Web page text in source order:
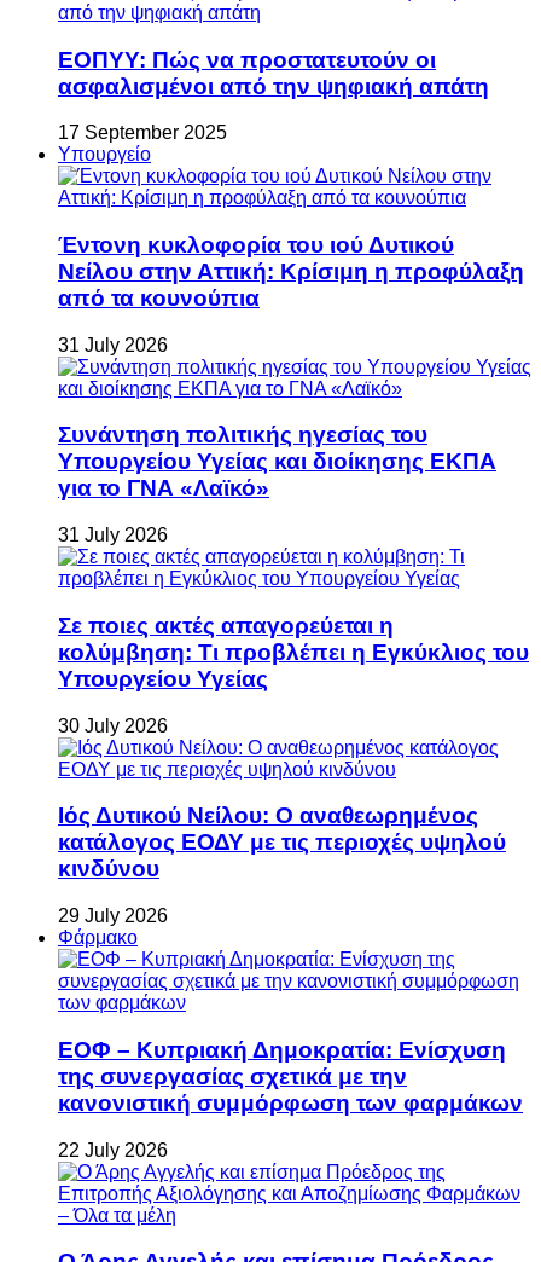
ΕΟΠΥΥ: Πώς να προστατευτούν οι
ασφαλισμένοι από την ψηφιακή απάτη
17 September 2025
Υπουργείο
Έντονη κυκλοφορία του ιού Δυτικού
Νείλου στην Αττική: Κρίσιμη η προφύλαξη
από τα κουνούπια
31 July 2026
Συνάντηση πολιτικής ηγεσίας του
Υπουργείου Υγείας και διοίκησης ΕΚΠΑ
για το ΓΝΑ «Λαϊκό»
31 July 2026
Σε ποιες ακτές απαγορεύεται η
κολύμβηση: Τι προβλέπει η Εγκύκλιος του
Υπουργείου Υγείας
30 July 2026
Ιός Δυτικού Νείλου: Ο αναθεωρημένος
κατάλογος ΕΟΔΥ με τις περιοχές υψηλού
κινδύνου
29 July 2026
Φάρμακο
ΕΟΦ – Κυπριακή Δημοκρατία: Ενίσχυση
της συνεργασίας σχετικά με την
κανονιστική συμμόρφωση των φαρμάκων
22 July 2026